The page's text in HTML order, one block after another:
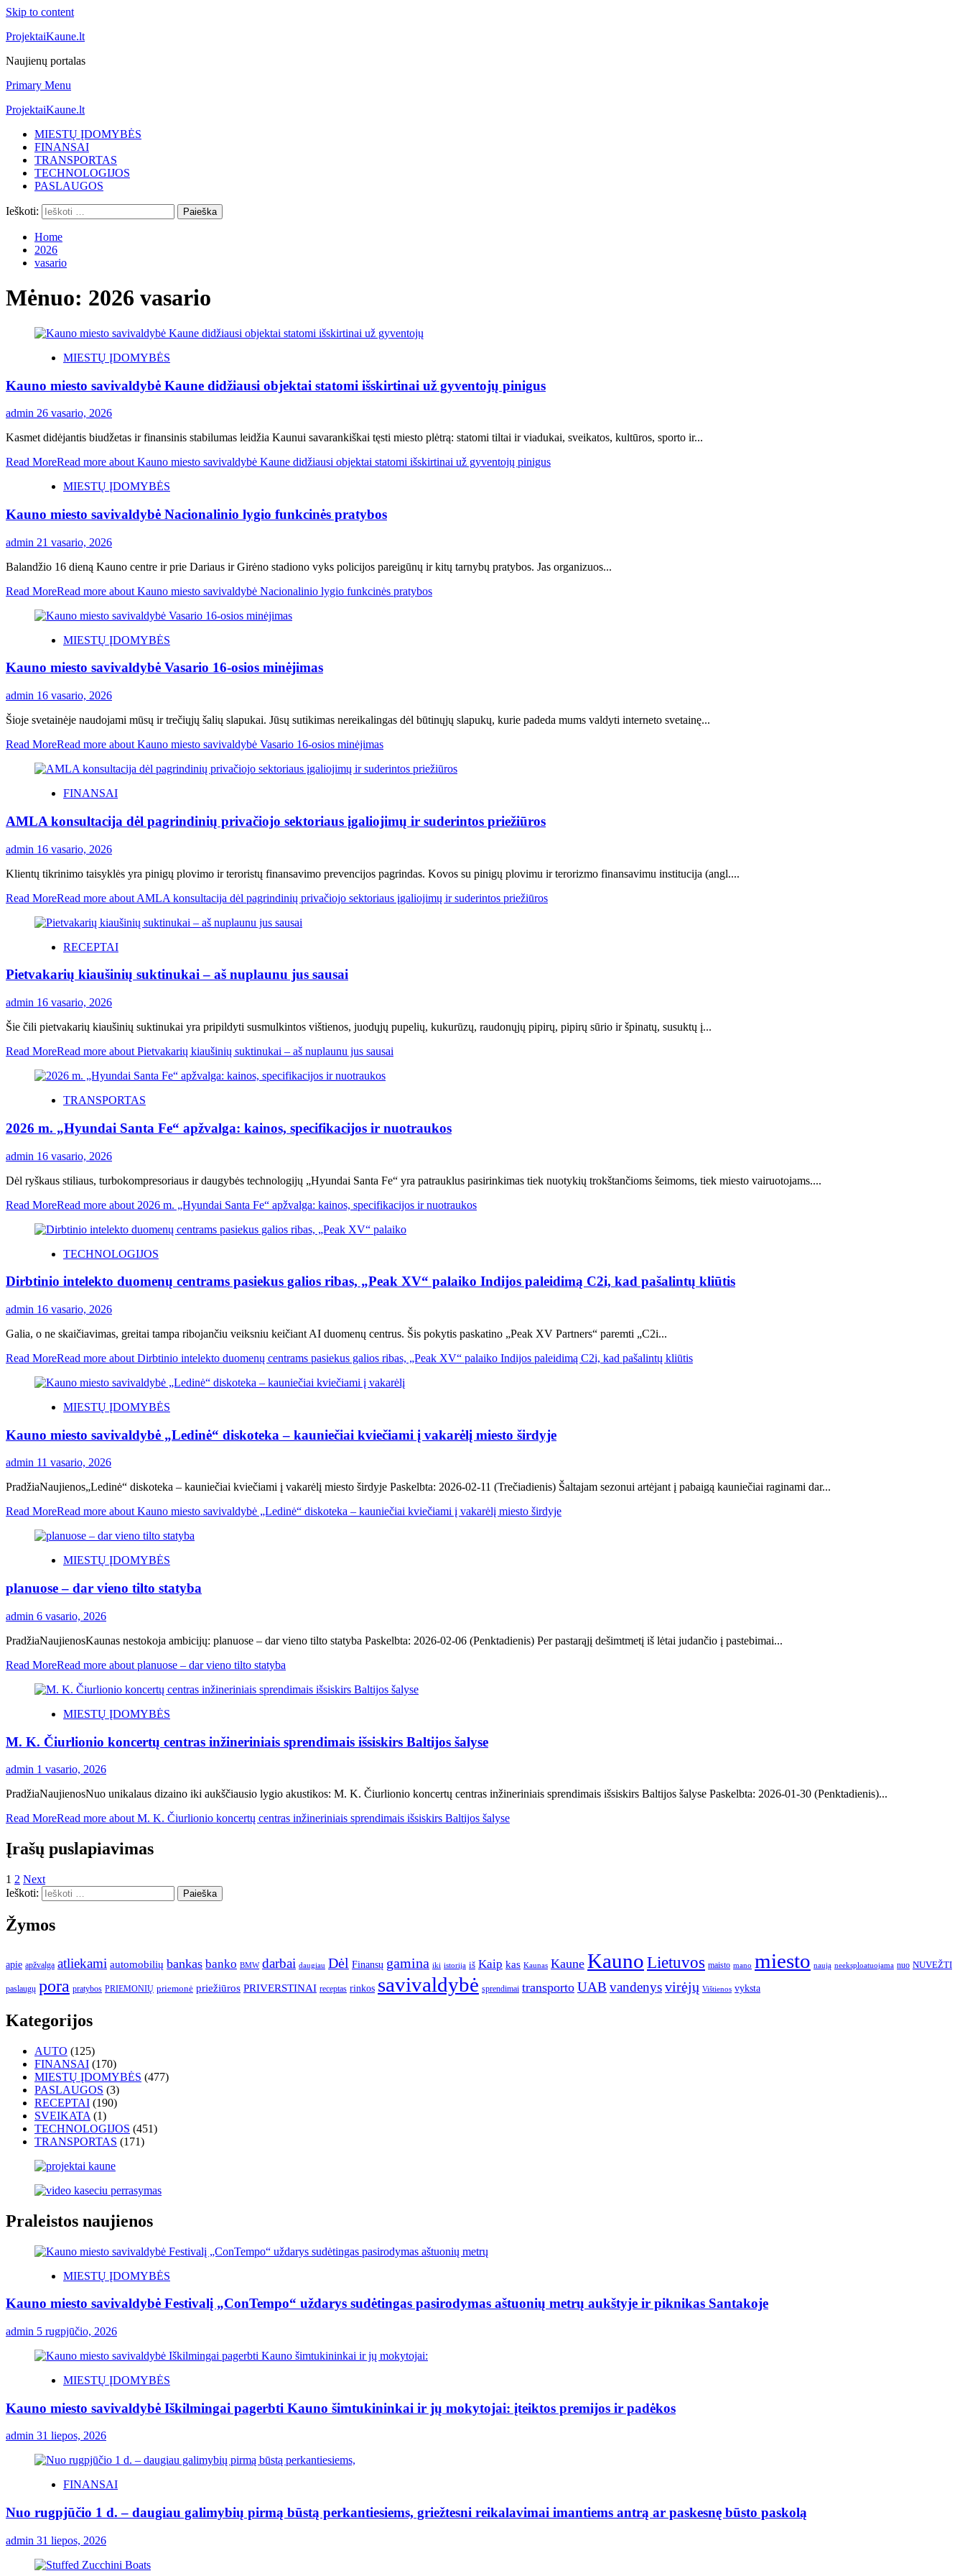
Skip to content
ProjektaiKaune.lt
Naujienų portalas
Primary Menu
ProjektaiKaune.lt
MIESTŲ ĮDOMYBĖS
FINANSAI
TRANSPORTAS
TECHNOLOGIJOS
PASLAUGOS
Ieškoti:
Home
2026
vasario
Mėnuo: 2026 vasario
MIESTŲ ĮDOMYBĖS
Kauno miesto savivaldybė Kaune didžiausi objektai statomi išskirtinai už gyventojų pinigus
admin 26 vasario, 2026
Kasmet didėjantis biudžetas ir finansinis stabilumas leidžia Kaunui savarankiškai tęsti miesto plėtrą: statomi tiltai ir viadukai, sveikatos, kultūros, sporto ir...
Read MoreRead more about Kauno miesto savivaldybė Kaune didžiausi objektai statomi išskirtinai už gyventojų pinigus
MIESTŲ ĮDOMYBĖS
Kauno miesto savivaldybė Nacionalinio lygio funkcinės pratybos
admin 21 vasario, 2026
Balandžio 16 dieną Kauno centre ir prie Dariaus ir Girėno stadiono vyks policijos pareigūnų ir kitų tarnybų pratybos. Jas organizuos...
Read MoreRead more about Kauno miesto savivaldybė Nacionalinio lygio funkcinės pratybos
MIESTŲ ĮDOMYBĖS
Kauno miesto savivaldybė Vasario 16-osios minėjimas
admin 16 vasario, 2026
Šioje svetainėje naudojami mūsų ir trečiųjų šalių slapukai. Jūsų sutikimas nereikalingas dėl būtinųjų slapukų, kurie padeda mums valdyti interneto svetainę...
Read MoreRead more about Kauno miesto savivaldybė Vasario 16-osios minėjimas
FINANSAI
AMLA konsultacija dėl pagrindinių privačiojo sektoriaus įgaliojimų ir suderintos priežiūros
admin 16 vasario, 2026
Klientų tikrinimo taisyklės yra pinigų plovimo ir teroristų finansavimo prevencijos pagrindas. Kovos su pinigų plovimu ir terorizmo finansavimu institucija (angl....
Read MoreRead more about AMLA konsultacija dėl pagrindinių privačiojo sektoriaus įgaliojimų ir suderintos priežiūros
RECEPTAI
Pietvakarių kiaušinių suktinukai – aš nuplaunu jus sausai
admin 16 vasario, 2026
Šie čili pietvakarių kiaušinių suktinukai yra pripildyti susmulkintos vištienos, juodųjų pupelių, kukurūzų, raudonųjų pipirų, pipirų sūrio ir špinatų, susuktų į...
Read MoreRead more about Pietvakarių kiaušinių suktinukai – aš nuplaunu jus sausai
TRANSPORTAS
2026 m. „Hyundai Santa Fe“ apžvalga: kainos, specifikacijos ir nuotraukos
admin 16 vasario, 2026
Dėl ryškaus stiliaus, turbokompresoriaus ir daugybės technologijų „Hyundai Santa Fe“ yra patrauklus pasirinkimas tiek nuotykių trokštančioms šeimoms, tiek miesto vairuotojams....
Read MoreRead more about 2026 m. „Hyundai Santa Fe“ apžvalga: kainos, specifikacijos ir nuotraukos
TECHNOLOGIJOS
Dirbtinio intelekto duomenų centrams pasiekus galios ribas, „Peak XV“ palaiko Indijos paleidimą C2i, kad pašalintų kliūtis
admin 16 vasario, 2026
Galia, o ne skaičiavimas, greitai tampa ribojančiu veiksniu keičiant AI duomenų centrus. Šis pokytis paskatino „Peak XV Partners“ paremti „C2i...
Read MoreRead more about Dirbtinio intelekto duomenų centrams pasiekus galios ribas, „Peak XV“ palaiko Indijos paleidimą C2i, kad pašalintų kliūtis
MIESTŲ ĮDOMYBĖS
Kauno miesto savivaldybė „Ledinė“ diskoteka – kauniečiai kviečiami į vakarėlį miesto širdyje
admin 11 vasario, 2026
PradžiaNaujienos„Ledinė“ diskoteka – kauniečiai kviečiami į vakarėlį miesto širdyje Paskelbta: 2026-02-11 (Trečiadienis) Šaltajam sezonui artėjant į pabaigą kauniečiai raginami dar...
Read MoreRead more about Kauno miesto savivaldybė „Ledinė“ diskoteka – kauniečiai kviečiami į vakarėlį miesto širdyje
MIESTŲ ĮDOMYBĖS
planuose – dar vieno tilto statyba
admin 6 vasario, 2026
PradžiaNaujienosKaunas nestokoja ambicijų: planuose – dar vieno tilto statyba Paskelbta: 2026-02-06 (Penktadienis) Per pastarąjį dešimtmetį iš lėtai judančio į pastebimai...
Read MoreRead more about planuose – dar vieno tilto statyba
MIESTŲ ĮDOMYBĖS
M. K. Čiurlionio koncertų centras inžineriniais sprendimais išsiskirs Baltijos šalyse
admin 1 vasario, 2026
PradžiaNaujienosNuo unikalaus dizaino iki aukščiausio lygio akustikos: M. K. Čiurlionio koncertų centras inžineriniais sprendimais išsiskirs Baltijos šalyse Paskelbta: 2026-01-30 (Penktadienis)...
Read MoreRead more about M. K. Čiurlionio koncertų centras inžineriniais sprendimais išsiskirs Baltijos šalyse
Įrašų puslapiavimas
1 2 Next
Ieškoti:
Žymos
apie apžvalga atliekami automobilių bankas banko BMW darbai daugiau Dėl Finansų gamina iki istorija iš Kaip kas Kaunas Kaune KaunoLietuvos maisto mano miesto naują neeksploatuojama nuo NUVEŽTI
paslaugų pora pratybos PRIEMONIŲ priemonė priežiūros PRIVERSTINAI receptas rinkos savivaldybė sprendimai transporto UAB vandenysvirėjų Vištienos vyksta
Kategorijos
AUTO (125)
FINANSAI (170)
MIESTŲ ĮDOMYBĖS (477)
PASLAUGOS (3)
RECEPTAI (190)
SVEIKATA (1)
TECHNOLOGIJOS (451)
TRANSPORTAS (171)
Praleistos naujienos
MIESTŲ ĮDOMYBĖS
Kauno miesto savivaldybė Festivalį „ConTempo“ uždarys sudėtingas pasirodymas aštuonių metrų aukštyje ir piknikas Santakoje
admin 5 rugpjūčio, 2026
MIESTŲ ĮDOMYBĖS
Kauno miesto savivaldybė Iškilmingai pagerbti Kauno šimtukininkai ir jų mokytojai: įteiktos premijos ir padėkos
admin 31 liepos, 2026
FINANSAI
Nuo rugpjūčio 1 d. – daugiau galimybių pirmą būstą perkantiesiems, griežtesni reikalavimai imantiems antrą ar paskesnę būsto paskolą
admin 31 liepos, 2026